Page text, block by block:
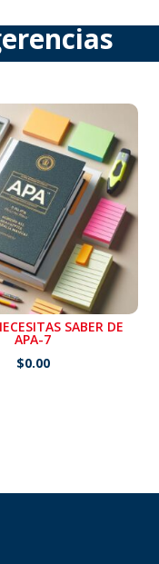
SABER DE
APA-7
$0.00